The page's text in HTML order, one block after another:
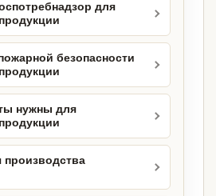
для
безопасности
нужны для